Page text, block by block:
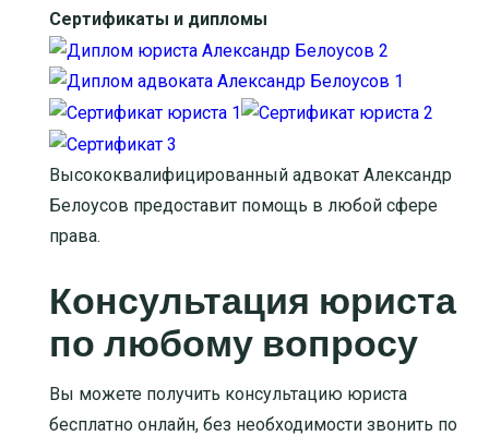
Сертификаты и дипломы
Высококвалифицированный адвокат Александр
Белоусов предоставит помощь в любой сфере
права.
Консультация юриста
по любому вопросу
Вы можете получить консультацию юриста
бесплатно онлайн, без необходимости звонить по